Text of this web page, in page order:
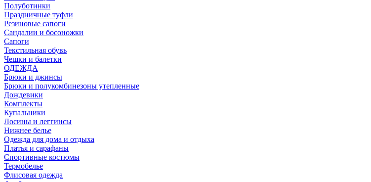
Полуботинки
Праздничные туфли
Резиновые сапоги
Сандалии и босоножки
Сапоги
Текстильная обувь
Чешки и балетки
ОДЕЖДА
Брюки и джинсы
Брюки и полукомбинезоны утепленные
Дождевики
Комплекты
Купальники
Лосины и леггинсы
Нижнее белье
Одежда для дома и отдыха
Платья и сарафаны
Спортивные костюмы
Термобелье
Флисовая одежда